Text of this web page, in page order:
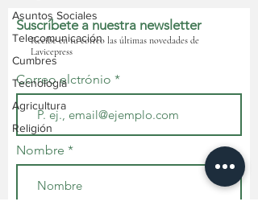
Asuntos Sociales
Telecomunicación
Cumbres
Tecnología
Agricultura
Religión
Suscríbete a nuestra newsletter
Recibe en tu correo las últimas novedades de
Lavicepress
Correo elctrónio
Nombre